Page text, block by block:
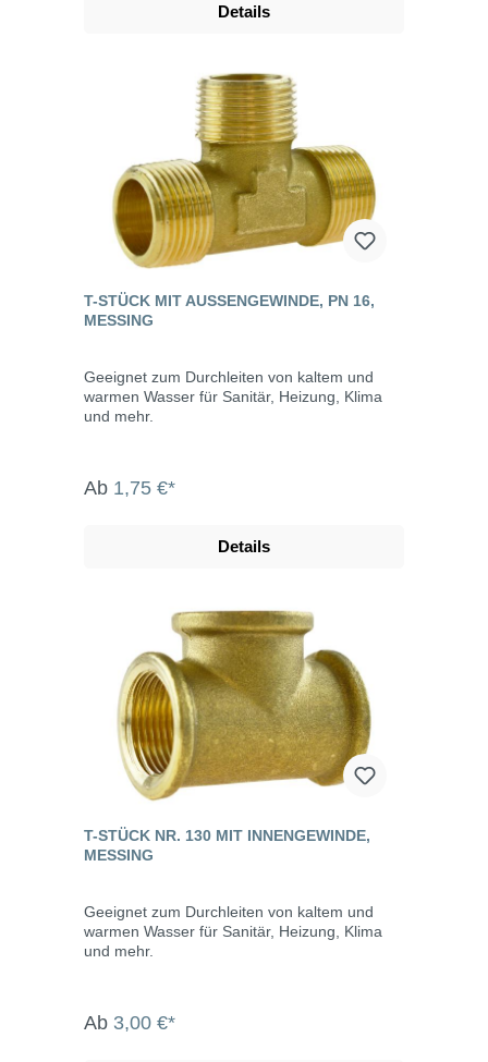
Details
T-STÜCK MIT AUSSENGEWINDE, PN 16, M
ESSING
Geeignet zum Durchleiten von kaltem und
warmen Wasser für Sanitär, Heizung, Klima
und mehr.
Ab 1,75 €*
Details
T-STÜCK NR. 130 MIT INNENGEWINDE,
MESSING
Geeignet zum Durchleiten von kaltem und
warmen Wasser für Sanitär, Heizung, Klima
und mehr.
Ab 3,00 €*